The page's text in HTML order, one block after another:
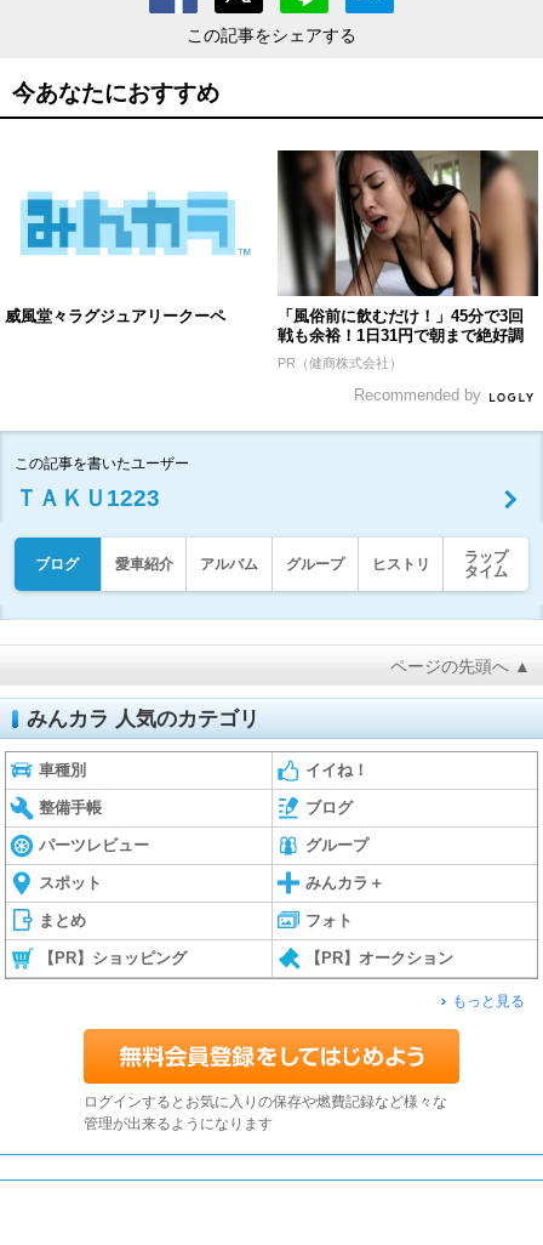
この記事をシェアする
今あなたにおすすめ
威風堂々ラグジュアリークーペ
「風俗前に飲むだけ！」45分で3回
戦も余裕！1日31円で朝まで絶好調
PR（健商株式会社）
Recommended by
この記事を書いたユーザー
ＴＡＫＵ1223
ブログ 愛車紹介 アルバム グループ ヒストリ
ラップ
タイム
ページの先頭へ ▲
みんカラ 人気のカテゴリ
車種別 イイね！
整備手帳 ブログ
パーツレビュー グループ
スポット みんカラ＋
まとめ フォト
【PR】ショッピング 【PR】オークション
もっと見る
ログインするとお気に入りの保存や燃費記録など様々な
管理が出来るようになります